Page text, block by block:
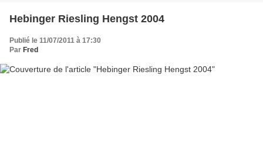
Hebinger Riesling Hengst 2004
Publié le 11/07/2011 à 17:30
Par Fred